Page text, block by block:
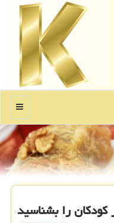
منو
كودكان را بشناسید